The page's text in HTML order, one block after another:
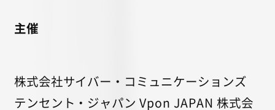
主催
株式会社サイバー・コミュニケーションズ
テンセント・ジャパン Vpon JAPAN 株式会